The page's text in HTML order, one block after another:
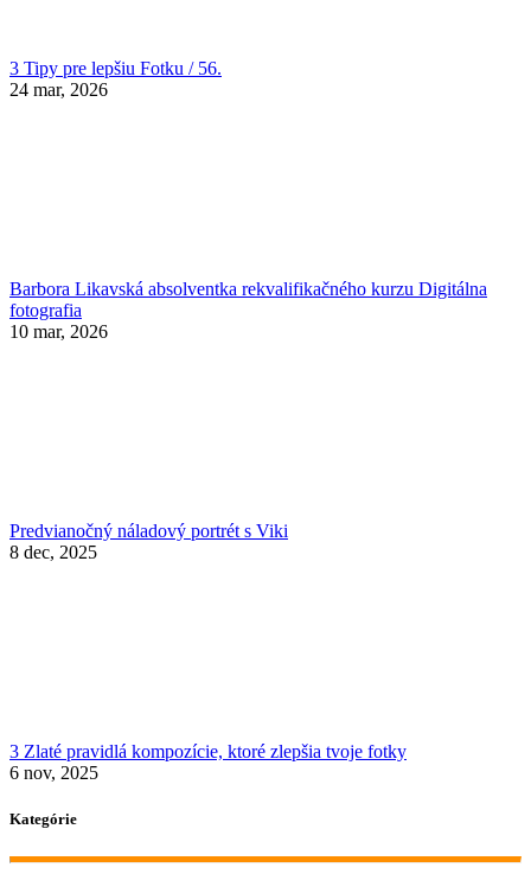
3 Tipy pre lepšiu Fotku / 56.
24 mar, 2026
Barbora Likavská absolventka rekvalifikačného kurzu Digitálna
fotografia
10 mar, 2026
Predvianočný náladový portrét s Viki
8 dec, 2025
3 Zlaté pravidlá kompozície, ktoré zlepšia tvoje fotky
6 nov, 2025
Kategórie